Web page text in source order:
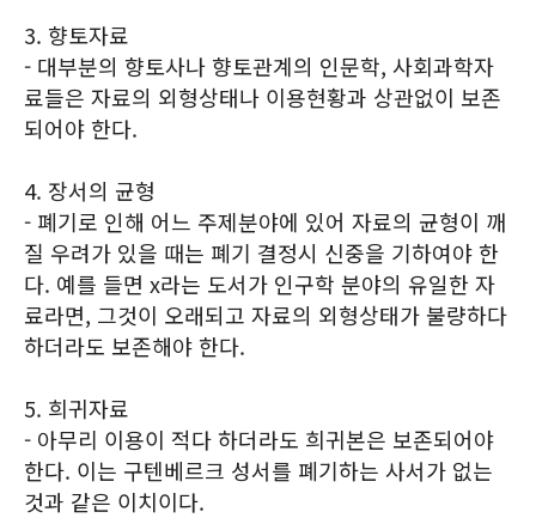
3. 향토자료
- 대부분의 향토사나 향토관계의 인문학, 사회과학자
료들은 자료의 외형상태나 이용현황과 상관없이 보존
되어야 한다.
4. 장서의 균형
- 폐기로 인해 어느 주제분야에 있어 자료의 균형이 깨
질 우려가 있을 때는 폐기 결정시 신중을 기하여야 한
다. 예를 들면 x라는 도서가 인구학 분야의 유일한 자
료라면, 그것이 오래되고 자료의 외형상태가 불량하다
하더라도 보존해야 한다.
5. 희귀자료
- 아무리 이용이 적다 하더라도 희귀본은 보존되어야
한다. 이는 구텐베르크 성서를 폐기하는 사서가 없는
것과 같은 이치이다.